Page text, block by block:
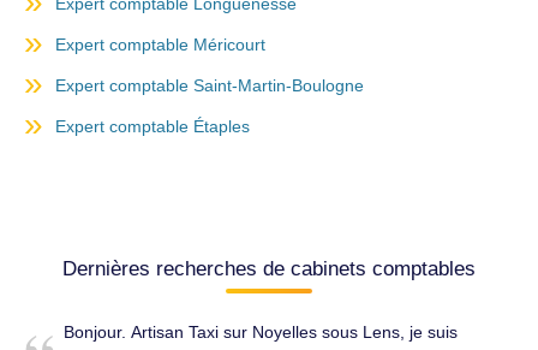
Expert comptable Longuenesse
Expert comptable Méricourt
Expert comptable Saint-Martin-Boulogne
Expert comptable Étaples
Dernières recherches de cabinets comptables
Bonjour. Artisan Taxi sur Noyelles sous Lens, je suis